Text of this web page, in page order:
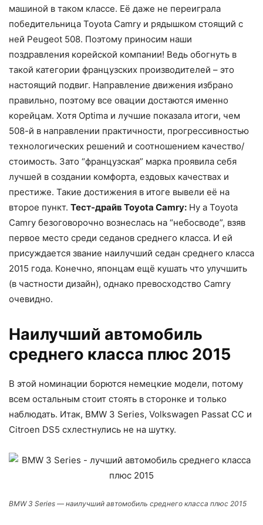
машиной в таком классе. Её даже не переиграла
победительница Toyota Camry и рядышком стоящий с
ней Peugeot 508. Поэтому приносим наши
поздравления корейской компании! Ведь обогнуть в
такой категории французских производителей – это
настоящий подвиг. Направление движения избрано
правильно, поэтому все овации достаются именно
корейцам. Хотя Optima и лучшие показала итоги, чем
508-й в направлении практичности, прогрессивностью
технологических решений и соотношением качество/
стоимость. Зато “французская” марка проявила себя
лучшей в создании комфорта, ездовых качествах и
престиже. Такие достижения в итоге вывели её на
второе пункт. Тест-драйв Toyota Camry: Ну а Toyota
Camry безоговорочно вознеслась на “небосводе”, взяв
первое место среди седанов среднего класса. И ей
присуждается звание наилучший седан среднего класса
2015 года. Конечно, японцам ещё кушать что улучшить
(в частности дизайн), однако превосходство Camry
очевидно.
Наилучший автомобиль
среднего класса плюс 2015
В этой номинации борются немецкие модели, потому
всем остальным стоит стоять в сторонке и только
наблюдать. Итак, BMW 3 Series, Volkswagen Passat CC и
Citroen DS5 схлестнулись не на шутку.
BMW 3 Series — наилучший автомобиль среднего класса плюс 2015